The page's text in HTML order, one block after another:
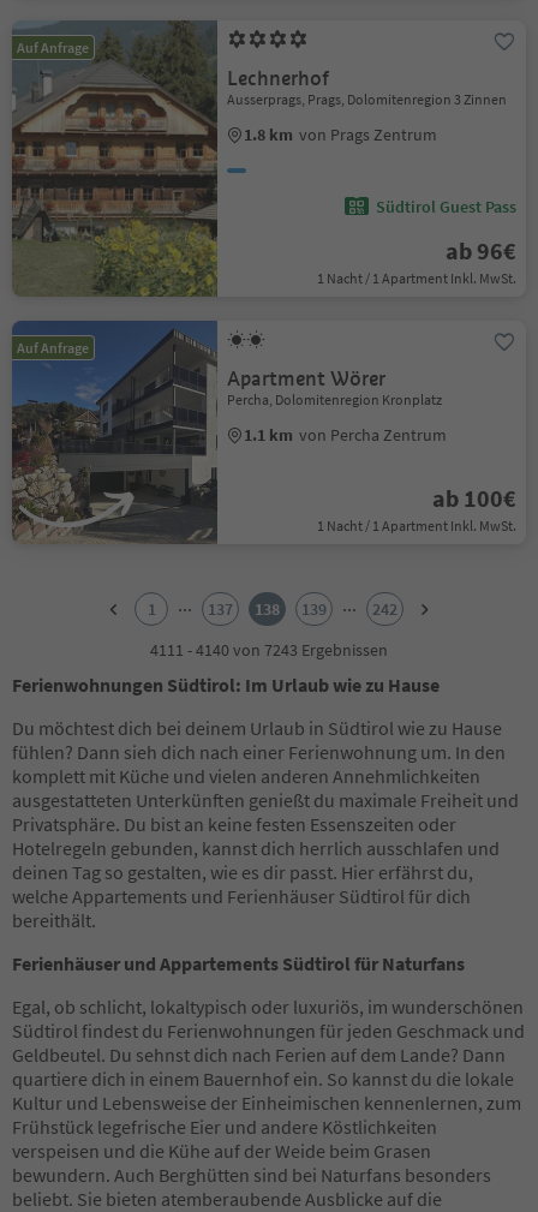
Auf Anfrage
Lechnerhof
Ausserprags, Prags, Dolomitenregion 3 Zinnen
1.8 km von Prags Zentrum
Südtirol Guest Pass
ab 96€
1 Nacht / 1 Apartment Inkl. MwSt.
Auf Anfrage
Apartment Wörer
Percha, Dolomitenregion Kronplatz
1.1 km von Percha Zentrum
ab 100€
1 Nacht / 1 Apartment Inkl. MwSt.
6
7
8
9
10
11
12
13
14
15
16
17
19
20
21
22
23
24
25
26
27
1 ... 137 138 139 ...
242
4111 - 4140 von 7243 Ergebnissen
Ferienwohnungen Südtirol: Im Urlaub wie zu Hause
Du möchtest dich bei deinem Urlaub in Südtirol wie zu Hause
fühlen? Dann sieh dich nach einer Ferienwohnung um. In den
komplett mit Küche und vielen anderen Annehmlichkeiten
ausgestatteten Unterkünften genießt du maximale Freiheit und
Privatsphäre. Du bist an keine festen Essenszeiten oder
Hotelregeln gebunden, kannst dich herrlich ausschlafen und
deinen Tag so gestalten, wie es dir passt. Hier erfährst du,
welche Appartements und Ferienhäuser Südtirol für dich
bereithält.
Ferienhäuser und Appartements Südtirol für Naturfans
Egal, ob schlicht, lokaltypisch oder luxuriös, im wunderschönen
Südtirol findest du Ferienwohnungen für jeden Geschmack und
Geldbeutel. Du sehnst dich nach Ferien auf dem Lande? Dann
quartiere dich in einem Bauernhof ein. So kannst du die lokale
Kultur und Lebensweise der Einheimischen kennenlernen, zum
Frühstück legefrische Eier und andere Köstlichkeiten
verspeisen und die Kühe auf der Weide beim Grasen
bewundern. Auch Berghütten sind bei Naturfans besonders
beliebt. Sie bieten atemberaubende Ausblicke auf die